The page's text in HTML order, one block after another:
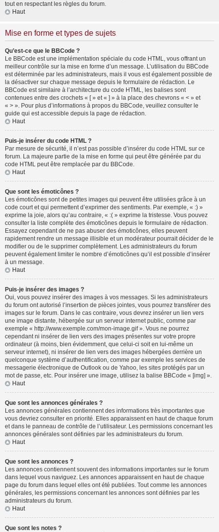
tout en respectant les règles du forum.
Haut
Mise en forme et types de sujets
Qu’est-ce que le BBCode ?
Le BBCode est une implémentation spéciale du code HTML, vous offrant un
meilleur contrôle sur la mise en forme d’un message. L’utilisation du BBCode
est déterminée par les administrateurs, mais il vous est également possible de
la désactiver sur chaque message depuis le formulaire de rédaction. Le
BBCode est similaire à l’architecture du code HTML, les balises sont
contenues entre des crochets « [ » et « ] » à la place des chevrons « < » et
« > ». Pour plus d’informations à propos du BBCode, veuillez consulter le
guide qui est accessible depuis la page de rédaction.
Haut
Puis-je insérer du code HTML ?
Par mesure de sécurité, il n’est pas possible d’insérer du code HTML sur ce
forum. La majeure partie de la mise en forme qui peut être générée par du
code HTML peut être remplacée par du BBCode.
Haut
Que sont les émoticônes ?
Les émoticônes sont de petites images qui peuvent être utilisées grâce à un
code court et qui permettent d’exprimer des sentiments. Par exemple, « :) »
exprime la joie, alors qu’au contraire, « :( » exprime la tristesse. Vous pouvez
consulter la liste complète des émoticônes depuis le formulaire de rédaction.
Essayez cependant de ne pas abuser des émoticônes, elles peuvent
rapidement rendre un message illisible et un modérateur pourrait décider de le
modifier ou de le supprimer complètement. Les administrateurs du forum
peuvent également limiter le nombre d’émoticônes qu’il est possible d’insérer
à un message.
Haut
Puis-je insérer des images ?
Oui, vous pouvez insérer des images à vos messages. Si les administrateurs
du forum ont autorisé l’insertion de pièces jointes, vous pourrez transférer des
images sur le forum. Dans le cas contraire, vous devrez insérer un lien vers
une image distante, hébergée sur un serveur internet public, comme par
exemple « http://www.exemple.com/mon-image.gif ». Vous ne pourrez
cependant ni insérer de lien vers des images présentes sur votre propre
ordinateur (à moins, bien évidemment, que celui-ci soit en lui-même un
serveur internet), ni insérer de lien vers des images hébergées derrière un
quelconque système d’authentification, comme par exemple les services de
messagerie électronique de Outlook ou de Yahoo, les sites protégés par un
mot de passe, etc. Pour insérer une image, utilisez la balise BBCode « [img] ».
Haut
Que sont les annonces générales ?
Les annonces générales contiennent des informations très importantes que
vous devriez consulter en priorité. Elles apparaissent en haut de chaque forum
et dans le panneau de contrôle de l’utilisateur. Les permissions concernant les
annonces générales sont définies par les administrateurs du forum.
Haut
Que sont les annonces ?
Les annonces contiennent souvent des informations importantes sur le forum
dans lequel vous naviguez. Les annonces apparaissent en haut de chaque
page du forum dans lequel elles ont été publiées. Tout comme les annonces
générales, les permissions concernant les annonces sont définies par les
administrateurs du forum.
Haut
Que sont les notes ?